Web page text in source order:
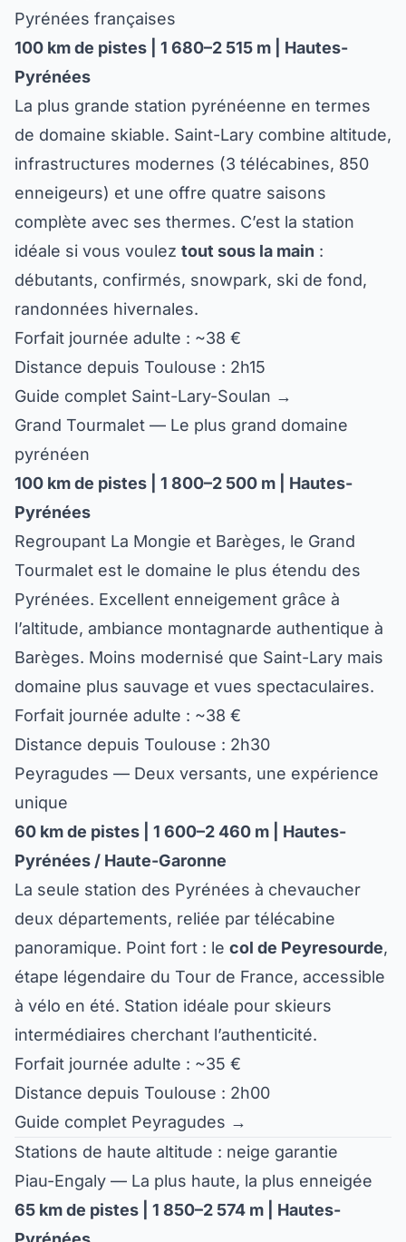
Pyrénées françaises
100 km de pistes | 1 680–2 515 m | Hautes-
Pyrénées
La plus grande station pyrénéenne en termes
de domaine skiable. Saint-Lary combine altitude,
infrastructures modernes (3 télécabines, 850
enneigeurs) et une offre quatre saisons
complète avec ses thermes. C’est la station
idéale si vous voulez tout sous la main :
débutants, confirmés, snowpark, ski de fond,
randonnées hivernales.
Forfait journée adulte : ~38 €
Distance depuis Toulouse : 2h15
Guide complet Saint-Lary-Soulan →
Grand Tourmalet — Le plus grand domaine
pyrénéen
100 km de pistes | 1 800–2 500 m | Hautes-
Pyrénées
Regroupant La Mongie et Barèges, le Grand
Tourmalet est le domaine le plus étendu des
Pyrénées. Excellent enneigement grâce à
l’altitude, ambiance montagnarde authentique à
Barèges. Moins modernisé que Saint-Lary mais
domaine plus sauvage et vues spectaculaires.
Forfait journée adulte : ~38 €
Distance depuis Toulouse : 2h30
Peyragudes — Deux versants, une expérience
unique
60 km de pistes | 1 600–2 460 m | Hautes-
Pyrénées / Haute-Garonne
La seule station des Pyrénées à chevaucher
deux départements, reliée par télécabine
panoramique. Point fort : le col de Peyresourde,
étape légendaire du Tour de France, accessible
à vélo en été. Station idéale pour skieurs
intermédiaires cherchant l’authenticité.
Forfait journée adulte : ~35 €
Distance depuis Toulouse : 2h00
Guide complet Peyragudes →
Stations de haute altitude : neige garantie
Piau-Engaly — La plus haute, la plus enneigée
65 km de pistes | 1 850–2 574 m | Hautes-